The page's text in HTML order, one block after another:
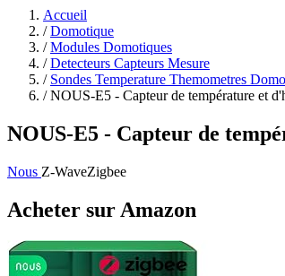
Accueil
/ Domotique
/ Modules Domotiques
/ Detecteurs Capteurs Mesure
/ Sondes Temperature Themometres
/ NOUS-E5 - Capteur de température et
NOUS-E5 - Capteur de
Nous Z-WaveZigbee
Acheter sur Amazon